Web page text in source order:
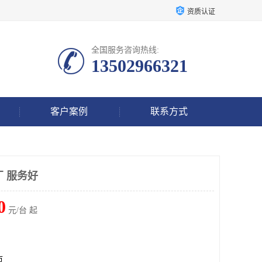
资质认证
全国服务咨询热线:
13502966321
客户案例 联系方式
服务好
元/台 起